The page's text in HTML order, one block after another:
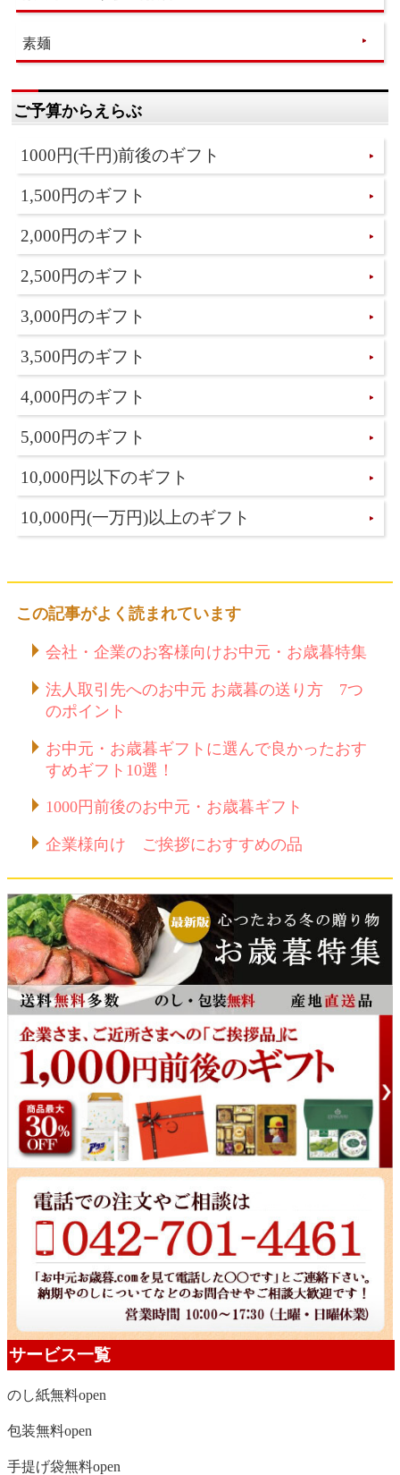
素麺
ご予算からえらぶ
1000円(千円)前後のギフト
1,500円のギフト
2,000円のギフト
2,500円のギフト
3,000円のギフト
3,500円のギフト
4,000円のギフト
5,000円のギフト
10,000円以下のギフト
10,000円(一万円)以上のギフト
この記事がよく読まれています
会社・企業のお客様向けお中元・お歳暮特集
法人取引先へのお中元 お歳暮の送り方 7つ
のポイント
お中元・お歳暮ギフトに選んで良かったおす
すめギフト10選！
1000円前後のお中元・お歳暮ギフト
企業様向け ご挨拶におすすめの品
サービス一覧
のし紙無料open
包装無料open
手提げ袋無料open